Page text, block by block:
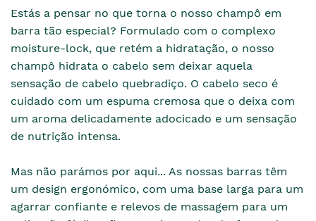
Estás a pensar no que torna o nosso champô em
barra tão especial? Formulado com o complexo
moisture-lock, que retém a hidratação, o nosso
champô hidrata o cabelo sem deixar aquela
sensação de cabelo quebradiço. O cabelo seco é
cuidado com um espuma cremosa que o deixa com
um aroma delicadamente adocicado e um sensação
de nutrição intensa.
Mas não parámos por aqui... As nossas barras têm
um design ergonómico, com uma base larga para um
agarrar confiante e relevos de massagem para um